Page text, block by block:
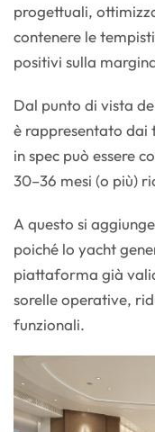
progettuali,
contenere le
positivi sulla
Dal punto di vista
è rappresentato dai
in spec può essere
30–36 mesi (o più)
A questo si
poiché lo yacht
piattaforma già
sorelle operative,
funzionali.